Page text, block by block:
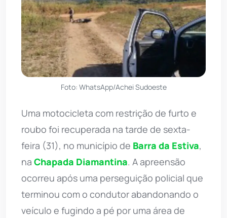
Foto: WhatsApp/Achei Sudoeste
Uma motocicleta com restrição de furto e
roubo foi recuperada na tarde de sexta-
feira (31), no município de Barra da Estiva,
na Chapada Diamantina. A apreensão
ocorreu após uma perseguição policial que
terminou com o condutor abandonando o
veículo e fugindo a pé por uma área de